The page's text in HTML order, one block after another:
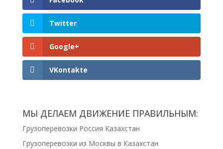
Twitter
Google+
VKontakte
МЫ ДЕЛАЕМ ДВИЖЕНИЕ ПРАВИЛЬНЫМ:
Грузоперевозки Россия Казахстан
Грузоперевозки из Москвы в Казахстан